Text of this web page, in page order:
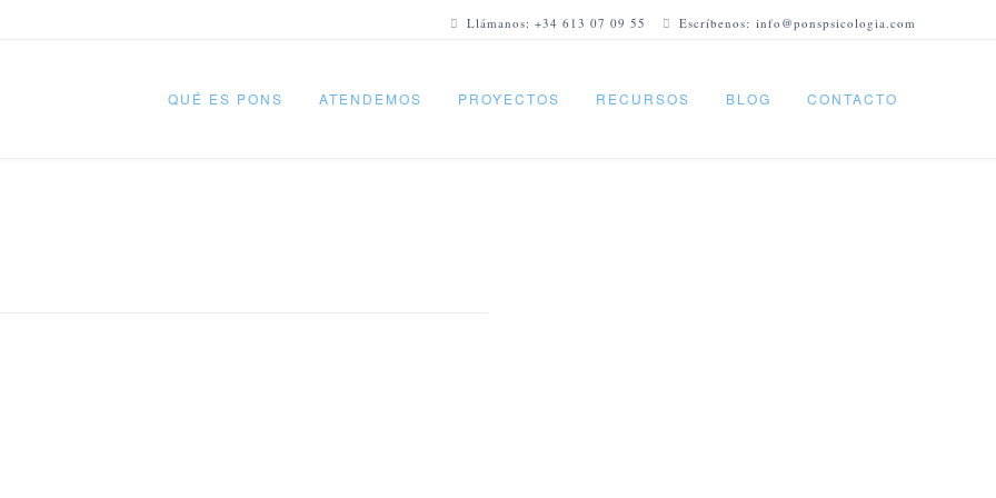
Llámanos: +34 613 07 09 55 Escríbenos: info@ponspsicologia.com
QUÉ ES PONS ATENDEMOS PROYECTOS RECURSOS BLOG CONTACTO